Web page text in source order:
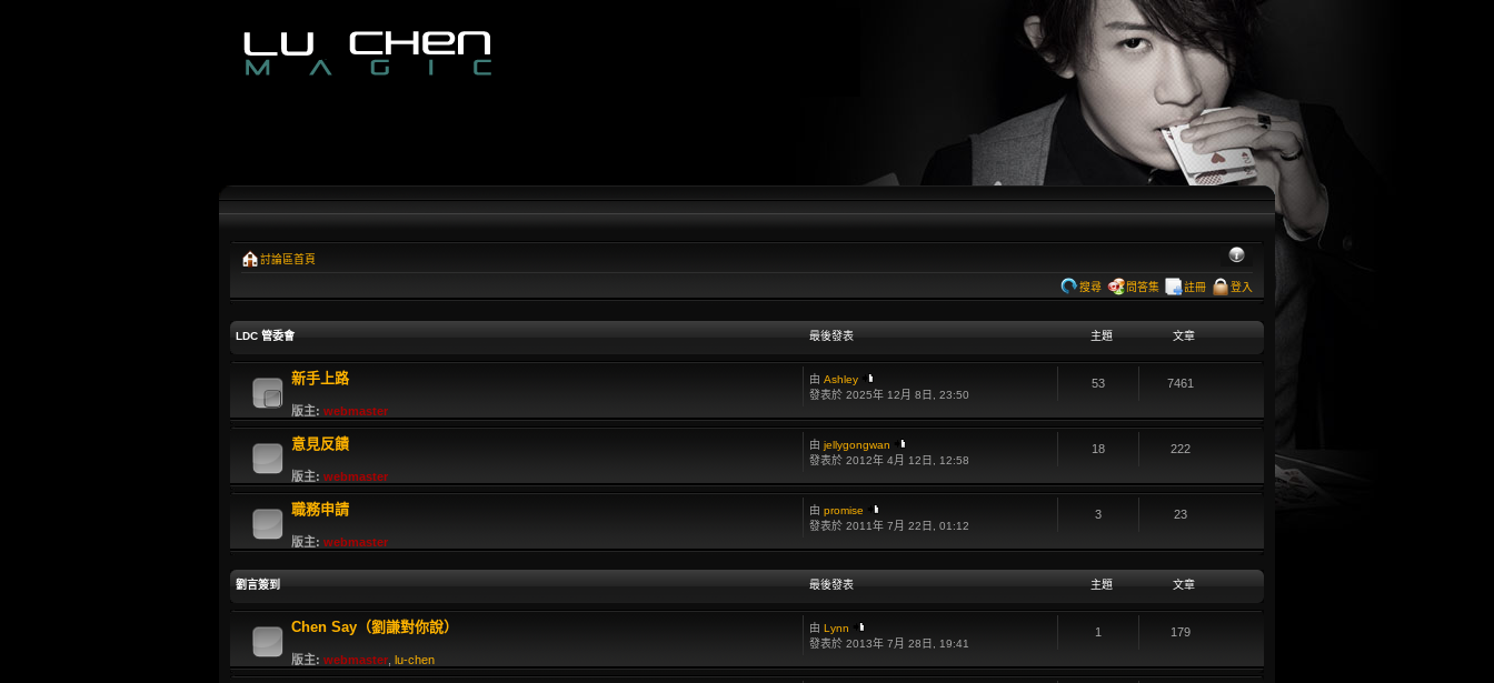
討論區首頁
搜尋 問答集 註冊 登入
LDC 管委會 最後發表 主題 文章
新手上路
版主: webmaster
由 Ashley
發表於 2025年 12月 8日, 23:50
53 7461
意見反饋
版主: webmaster
由 jellygongwan
發表於 2012年 4月 12日, 12:58
18 222
職務申請
版主: webmaster
由 promise
發表於 2011年 7月 22日, 01:12
3 23
劉言簽到 最後發表 主題 文章
Chen Say（劉謙對你說）
版主: webmaster lu-chen
由 Lynn
發表於 2013年 7月 28日, 19:41
1 179